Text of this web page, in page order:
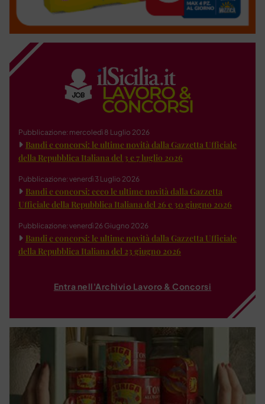
Pubblicazione: mercoledì 8 Luglio 2026
Bandi e concorsi: le ultime novità dalla Gazzetta Ufficiale
della Repubblica Italiana del 3 e 7 luglio 2026
Pubblicazione: venerdì 3 Luglio 2026
Bandi e concorsi: ecco le ultime novità dalla Gazzetta
Ufficiale della Repubblica Italiana del 26 e 30 giugno 2026
Pubblicazione: venerdì 26 Giugno 2026
Bandi e concorsi: le ultime novità dalla Gazzetta Ufficiale
della Repubblica Italiana del 23 giugno 2026
Entra nell'Archivio Lavoro & Concorsi